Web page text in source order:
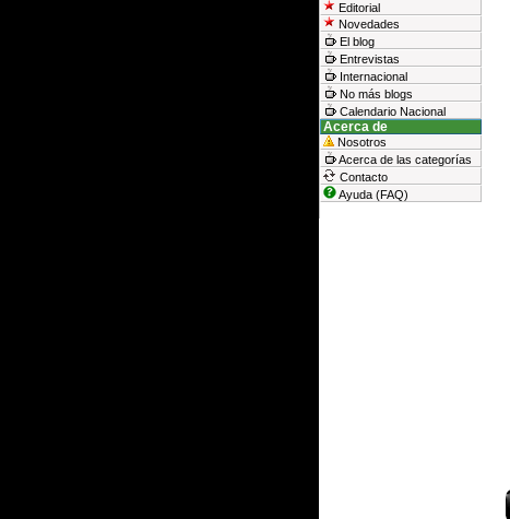
Editorial
Novedades
El blog
Entrevistas
Internacional
No más blogs
Calendario Nacional
Acerca de
Nosotros
Acerca de las categorías
Contacto
Ayuda (FAQ)